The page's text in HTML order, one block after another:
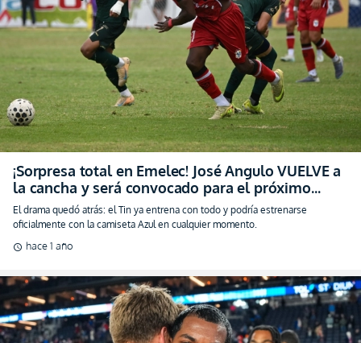
¡Sorpresa total en Emelec! José Angulo VUELVE a
la cancha y será convocado para el próximo
partido
El drama quedó atrás: el Tin ya entrena con todo y podría estrenarse
oficialmente con la camiseta Azul en cualquier momento.
schedule hace 1 año